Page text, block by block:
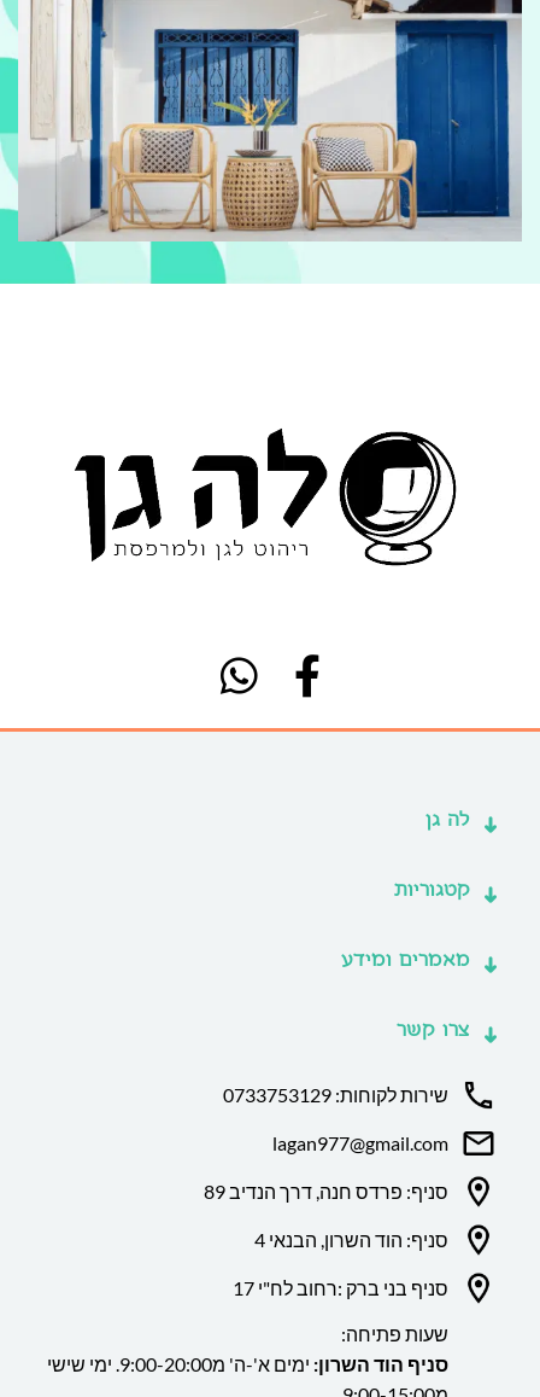
לה גן
קטגוריות
מאמרים ומידע
צרו קשר
שירות לקוחות: 0733753129
lagan977@gmail.com
סניף: פרדס חנה, דרך הנדיב 89
סניף: הוד השרון, הבנאי 4
סניף בני ברק :רחוב לח"י 17
שעות פתיחה:
סניף הוד השרון:
ימים א'-ה' מ9:00-20:00. ימי שישי